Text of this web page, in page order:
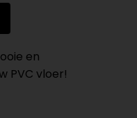
en
PVC vloer!